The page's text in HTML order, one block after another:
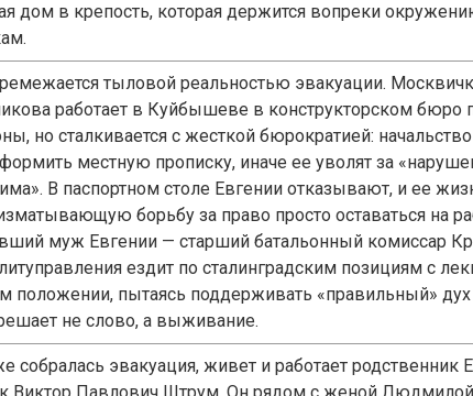
дом в крепость, которая держится вопреки
тыловой реальностью эвакуации.
работает в Куйбышеве в конструкторском бюро
но сталкивается с жесткой бюрократией: начальство
местную прописку, иначе ее уволят за
В паспортном столе Евгении отказывают, и ее
борьбу за право просто оставаться на
муж Евгении — старший батальонный комиссар
ездит по сталинградским позициям с
положении, пытаясь поддерживать «правильный»
не слово, а выживание.
собралась эвакуация, живет и работает родственник